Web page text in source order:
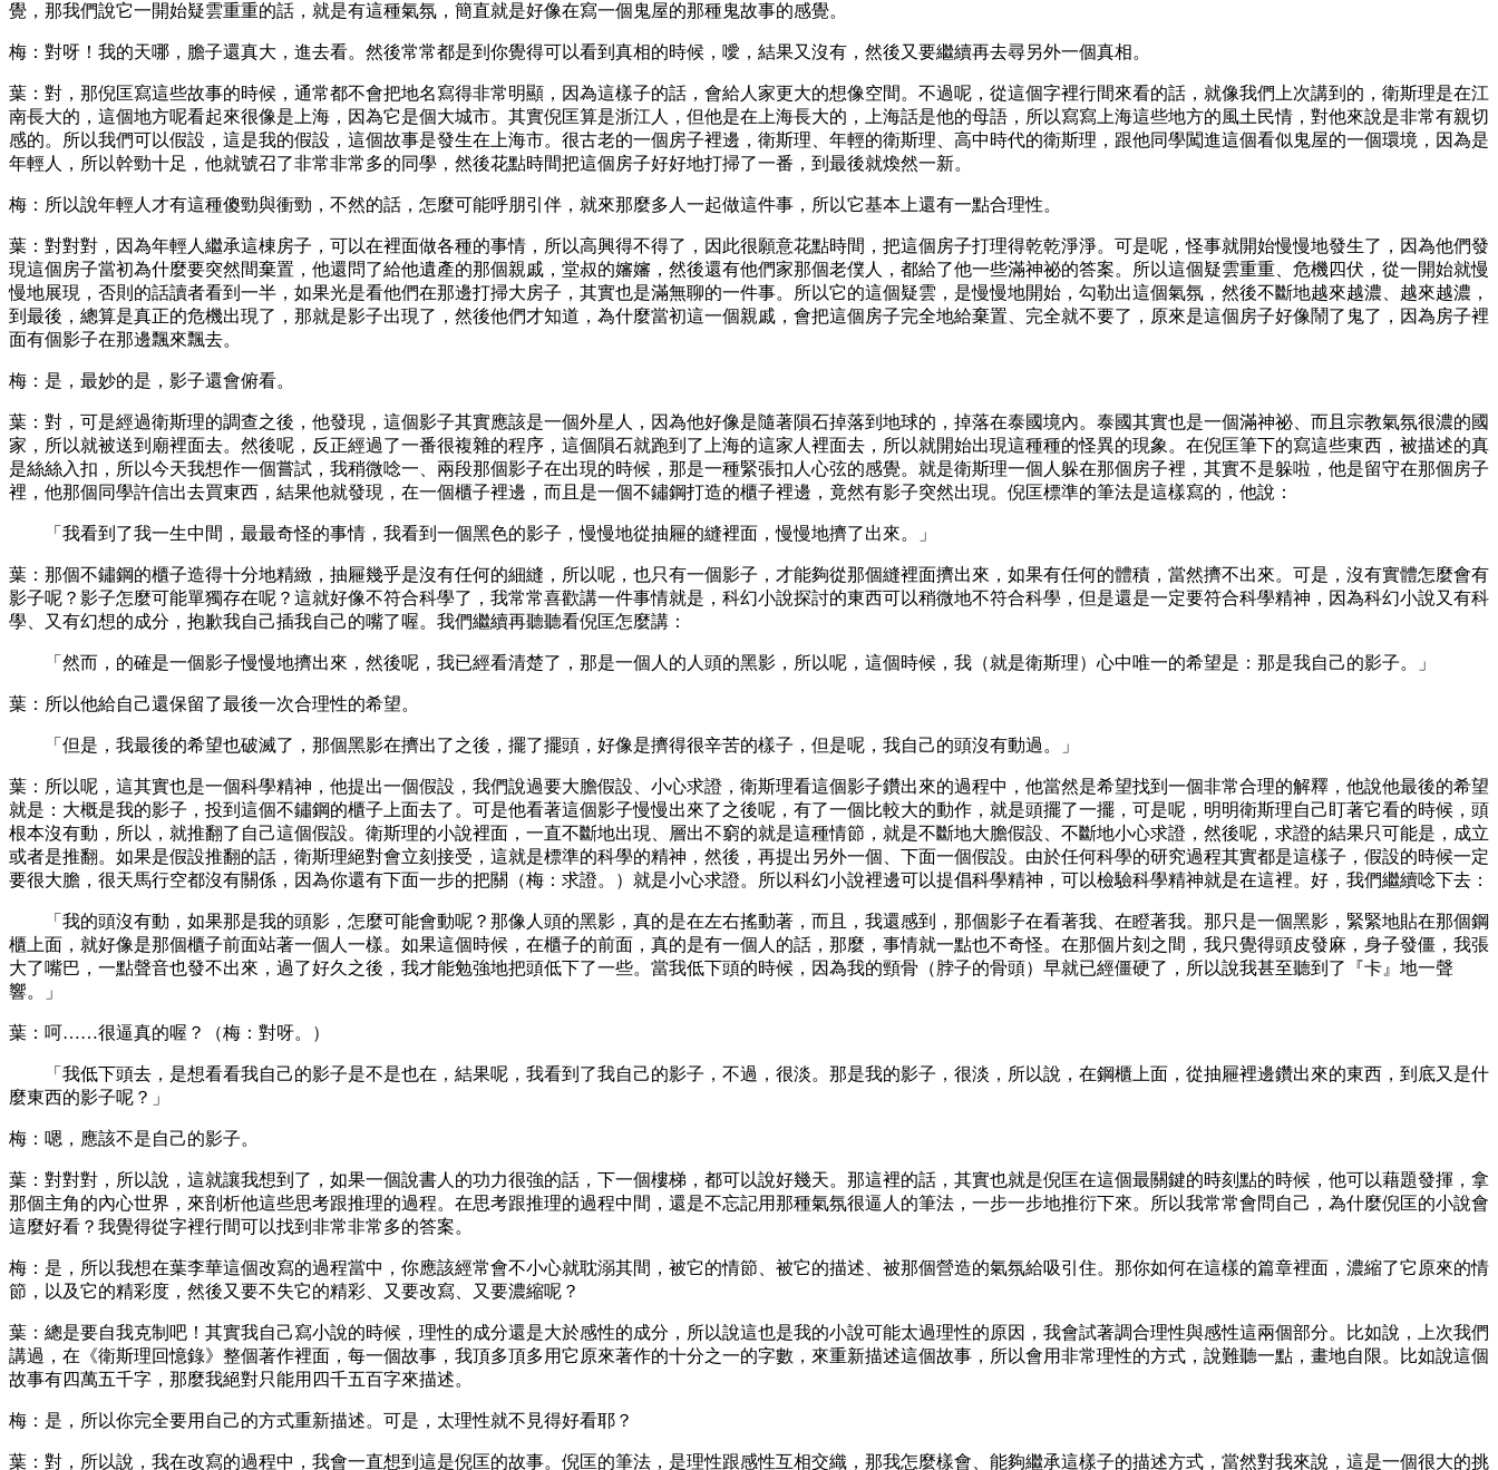
覺，那我們說它一開始疑雲重重的話，就是有這種氣氛，簡直就是好像在寫一個鬼屋的那種鬼故事的感覺。
梅：對呀！我的天哪，膽子還真大，進去看。然後常常都是到你覺得可以看到真相的時候，噯，結果又沒有，然後又要繼續再去尋另外一個真相。
葉：對，那倪匡寫這些故事的時候，通常都不會把地名寫得非常明顯，因為這樣子的話，會給人家更大的想像空間。不過呢，從這個字裡行間來看的話，就像我們上次講到的，衛斯理是在江
南長大的，這個地方呢看起來很像是上海，因為它是個大城市。其實倪匡算是浙江人，但他是在上海長大的，上海話是他的母語，所以寫寫上海這些地方的風土民情，對他來說是非常有親切
感的。所以我們可以假設，這是我的假設，這個故事是發生在上海市。很古老的一個房子裡邊，衛斯理、年輕的衛斯理、高中時代的衛斯理，跟他同學闖進這個看似鬼屋的一個環境，因為是
年輕人，所以幹勁十足，他就號召了非常非常多的同學，然後花點時間把這個房子好好地打掃了一番，到最後就煥然一新。
梅：所以說年輕人才有這種傻勁與衝勁，不然的話，怎麼可能呼朋引伴，就來那麼多人一起做這件事，所以它基本上還有一點合理性。
葉：對對對，因為年輕人繼承這棟房子，可以在裡面做各種的事情，所以高興得不得了，因此很願意花點時間，把這個房子打理得乾乾淨淨。可是呢，怪事就開始慢慢地發生了，因為他們發
現這個房子當初為什麼要突然間棄置，他還問了給他遺產的那個親戚，堂叔的嬸嬸，然後還有他們家那個老僕人，都給了他一些滿神祕的答案。所以這個疑雲重重、危機四伏，從一開始就慢
慢地展現，否則的話讀者看到一半，如果光是看他們在那邊打掃大房子，其實也是滿無聊的一件事。所以它的這個疑雲，是慢慢地開始，勾勒出這個氣氛，然後不斷地越來越濃、越來越濃，
到最後，總算是真正的危機出現了，那就是影子出現了，然後他們才知道，為什麼當初這一個親戚，會把這個房子完全地給棄置、完全就不要了，原來是這個房子好像鬧了鬼了，因為房子裡
面有個影子在那邊飄來飄去。
梅：是，最妙的是，影子還會俯看。
葉：對，可是經過衛斯理的調查之後，他發現，這個影子其實應該是一個外星人，因為他好像是隨著隕石掉落到地球的，掉落在泰國境內。泰國其實也是一個滿神祕、而且宗教氣氛很濃的國
家，所以就被送到廟裡面去。然後呢，反正經過了一番很複雜的程序，這個隕石就跑到了上海的這家人裡面去，所以就開始出現這種種的怪異的現象。在倪匡筆下的寫這些東西，被描述的真
是絲絲入扣，所以今天我想作一個嘗試，我稍微唸一、兩段那個影子在出現的時候，那是一種緊張扣人心弦的感覺。就是衛斯理一個人躲在那個房子裡，其實不是躲啦，他是留守在那個房子
裡，他那個同學許信出去買東西，結果他就發現，在一個櫃子裡邊，而且是一個不鏽鋼打造的櫃子裡邊，竟然有影子突然出現。倪匡標準的筆法是這樣寫的，他說：
「我看到了我一生中間，最最奇怪的事情，我看到一個黑色的影子，慢慢地從抽屜的縫裡面，慢慢地擠了出來。」
葉：那個不鏽鋼的櫃子造得十分地精緻，抽屜幾乎是沒有任何的細縫，所以呢，也只有一個影子，才能夠從那個縫裡面擠出來，如果有任何的體積，當然擠不出來。可是，沒有實體怎麼會有
影子呢？影子怎麼可能單獨存在呢？這就好像不符合科學了，我常常喜歡講一件事情就是，科幻小說探討的東西可以稍微地不符合科學，但是還是一定要符合科學精神，因為科幻小說又有科
學、又有幻想的成分，抱歉我自己插我自己的嘴了喔。我們繼續再聽聽看倪匡怎麼講：
「然而，的確是一個影子慢慢地擠出來，然後呢，我已經看清楚了，那是一個人的人頭的黑影，所以呢，這個時候，我（就是衛斯理）心中唯一的希望是：那是我自己的影子。」
葉：所以他給自己還保留了最後一次合理性的希望。
「但是，我最後的希望也破滅了，那個黑影在擠出了之後，擺了擺頭，好像是擠得很辛苦的樣子，但是呢，我自己的頭沒有動過。」
葉：所以呢，這其實也是一個科學精神，他提出一個假設，我們說過要大膽假設、小心求證，衛斯理看這個影子鑽出來的過程中，他當然是希望找到一個非常合理的解釋，他說他最後的希望
就是：大概是我的影子，投到這個不鏽鋼的櫃子上面去了。可是他看著這個影子慢慢出來了之後呢，有了一個比較大的動作，就是頭擺了一擺，可是呢，明明衛斯理自己盯著它看的時候，頭
根本沒有動，所以，就推翻了自己這個假設。衛斯理的小說裡面，一直不斷地出現、層出不窮的就是這種情節，就是不斷地大膽假設、不斷地小心求證，然後呢，求證的結果只可能是，成立
或者是推翻。如果是假設推翻的話，衛斯理絕對會立刻接受，這就是標準的科學的精神，然後，再提出另外一個、下面一個假設。由於任何科學的研究過程其實都是這樣子，假設的時候一定
要很大膽，很天馬行空都沒有關係，因為你還有下面一步的把關（梅：求證。）就是小心求證。所以科幻小說裡邊可以提倡科學精神，可以檢驗科學精神就是在這裡。好，我們繼續唸下去：
「我的頭沒有動，如果那是我的頭影，怎麼可能會動呢？那像人頭的黑影，真的是在左右搖動著，而且，我還感到，那個影子在看著我、在瞪著我。那只是一個黑影，緊緊地貼在那個鋼
櫃上面，就好像是那個櫃子前面站著一個人一樣。如果這個時候，在櫃子的前面，真的是有一個人的話，那麼，事情就一點也不奇怪。在那個片刻之間，我只覺得頭皮發麻，身子發僵，我張
大了嘴巴，一點聲音也發不出來，過了好久之後，我才能勉強地把頭低下了一些。當我低下頭的時候，因為我的頸骨（脖子的骨頭）早就已經僵硬了，所以說我甚至聽到了『卡』地一聲
響。」
葉：呵……很逼真的喔？（梅：對呀。）
「我低下頭去，是想看看我自己的影子是不是也在，結果呢，我看到了我自己的影子，不過，很淡。那是我的影子，很淡，所以說，在鋼櫃上面，從抽屜裡邊鑽出來的東西，到底又是什
麼東西的影子呢？」
梅：嗯，應該不是自己的影子。
葉：對對對，所以說，這就讓我想到了，如果一個說書人的功力很強的話，下一個樓梯，都可以說好幾天。那這裡的話，其實也就是倪匡在這個最關鍵的時刻點的時候，他可以藉題發揮，拿
那個主角的內心世界，來剖析他這些思考跟推理的過程。在思考跟推理的過程中間，還是不忘記用那種氣氛很逼人的筆法，一步一步地推衍下來。所以我常常會問自己，為什麼倪匡的小說會
這麼好看？我覺得從字裡行間可以找到非常非常多的答案。
梅：是，所以我想在葉李華這個改寫的過程當中，你應該經常會不小心就耽溺其間，被它的情節、被它的描述、被那個營造的氣氛給吸引住。那你如何在這樣的篇章裡面，濃縮了它原來的情
節，以及它的精彩度，然後又要不失它的精彩、又要改寫、又要濃縮呢？
葉：總是要自我克制吧！其實我自己寫小說的時候，理性的成分還是大於感性的成分，所以說這也是我的小說可能太過理性的原因，我會試著調合理性與感性這兩個部分。比如說，上次我們
講過，在《衛斯理回憶錄》整個著作裡面，每一個故事，我頂多頂多用它原來著作的十分之一的字數，來重新描述這個故事，所以會用非常理性的方式，說難聽一點，畫地自限。比如說這個
故事有四萬五千字，那麼我絕對只能用四千五百字來描述。
梅：是，所以你完全要用自己的方式重新描述。可是，太理性就不見得好看耶？
葉：對，所以說，我在改寫的過程中，我會一直想到這是倪匡的故事。倪匡的筆法，是理性跟感性互相交織，那我怎麼樣會、能夠繼承這樣子的描述方式，當然對我來說，這是一個很大的挑